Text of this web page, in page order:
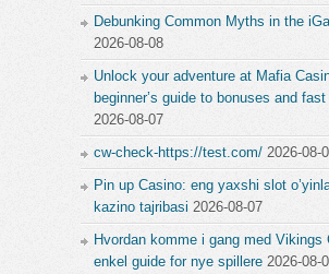
Debunking Common Myths in the
2026-08-08
Unlock your adventure at Mafia
beginner’s guide to bonuses and
2026-08-07
cw-check-https://test.com/ 2026-08-
Pin up Casino: eng yaxshi slot
kazino tajribasi 2026-08-07
Hvordan komme i gang med Vikings
enkel guide for nye spillere 2026-08-